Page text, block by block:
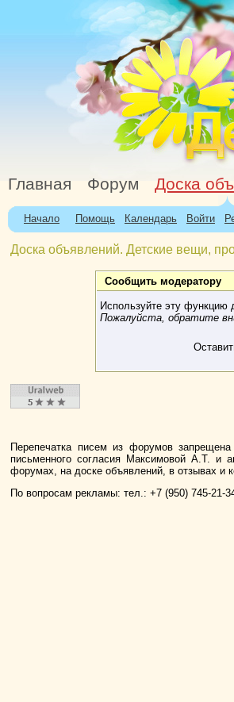
Главная Форум Доска
Начало Помощь Календарь Войти
Доска объявлений. Детские вещи,
Сообщить модератору
Используйте эту функцию
Пожалуйста, обратите
Перепечатка писем из форумов
письменного согласия Максимовой А.Т. и
форумах, на доске объявлений, в отзывах и
По вопросам рекламы: тел.: +7 (950) 745-21-